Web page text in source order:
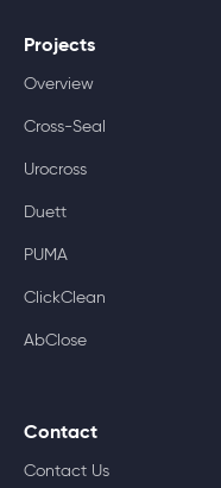
Projects
Overview
Cross-Seal
Urocross
Duett
PUMA
ClickClean
AbClose
Contact
Contact Us